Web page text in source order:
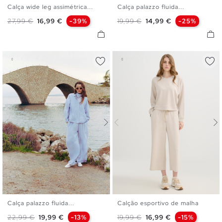
Calça wide leg assimétrica...
Preço normal
27,99 € Preço
16,99 € -39%
Calça palazzo fluida...
Preço normal
19,99 € Preço
14,99 € -25%
Calça palazzo fluida...
Preço normal
22,99 € Preço
19,99 € -13%
Calção esportivo de malha
Preço normal
19,99 € Preço
16,99 € -15%